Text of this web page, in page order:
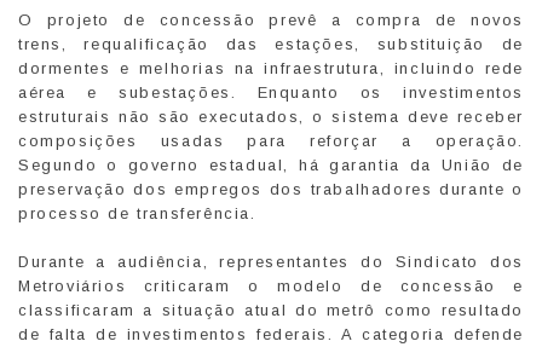
O projeto de concessão prevê a compra de novos
trens, requalificação das estações, substituição de
dormentes e melhorias na infraestrutura, incluindo rede
aérea e subestações. Enquanto os investimentos
estruturais não são executados, o sistema deve receber
composições usadas para reforçar a operação.
Segundo o governo estadual, há garantia da União de
preservação dos empregos dos trabalhadores durante o
processo de transferência.
Durante a audiência, representantes do Sindicato dos
Metroviários criticaram o modelo de concessão e
classificaram a situação atual do metrô como resultado
de falta de investimentos federais. A categoria defende